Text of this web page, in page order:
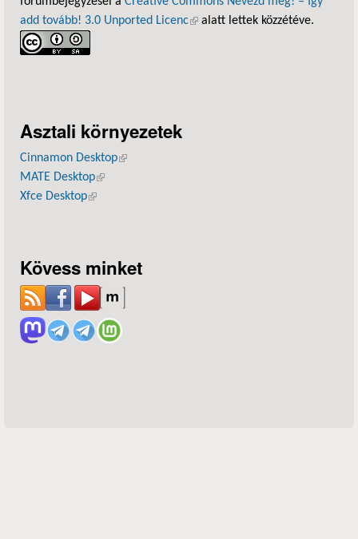
add tovább! 3.0 Unported Licenc(külső hivatkozás)
alatt lettek közzétéve.
Asztali környezetek
Cinnamon Desktop(külső hivatkozás)
MATE Desktop(külső hivatkozás)
Xfce Desktop(külső hivatkozás)
Kövess minket